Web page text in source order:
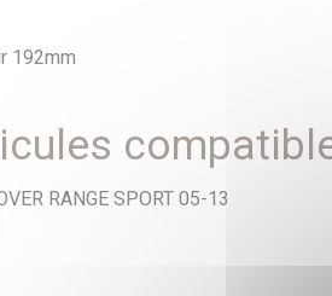
192mm
RANGE SPORT 05-13